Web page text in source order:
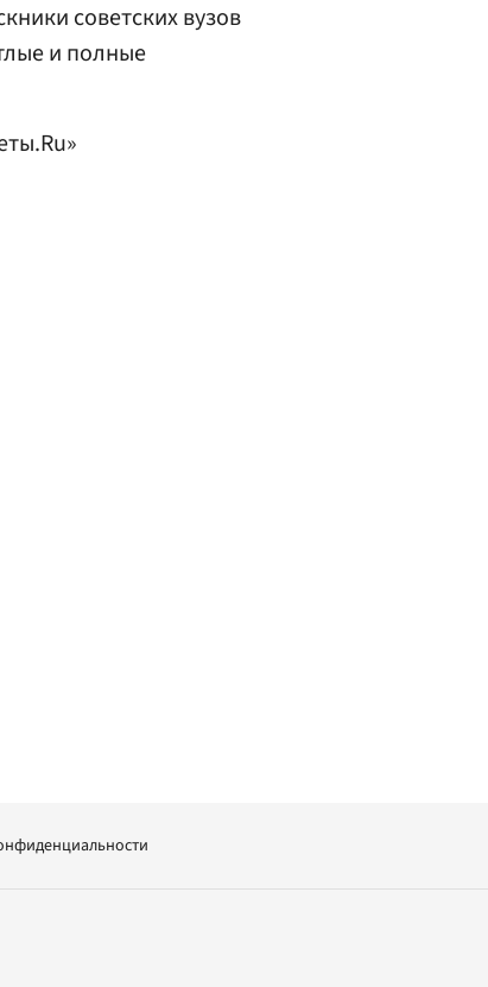
советских вузов
и полные